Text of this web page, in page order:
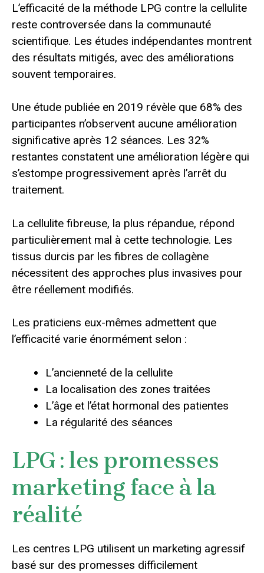
L’efficacité de la méthode LPG contre la cellulite
reste controversée dans la communauté
scientifique. Les études indépendantes montrent
des résultats mitigés, avec des améliorations
souvent temporaires.
Une étude publiée en 2019 révèle que 68% des
participantes n’observent aucune amélioration
significative après 12 séances. Les 32%
restantes constatent une amélioration légère qui
s’estompe progressivement après l’arrêt du
traitement.
La cellulite fibreuse, la plus répandue, répond
particulièrement mal à cette technologie. Les
tissus durcis par les fibres de collagène
nécessitent des approches plus invasives pour
être réellement modifiés.
Les praticiens eux-mêmes admettent que
l’efficacité varie énormément selon :
L’ancienneté de la cellulite
La localisation des zones traitées
L’âge et l’état hormonal des patientes
La régularité des séances
LPG : les promesses
marketing face à la
réalité
Les centres LPG utilisent un marketing agressif
basé sur des promesses difficilement